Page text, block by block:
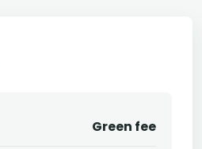
Green fee